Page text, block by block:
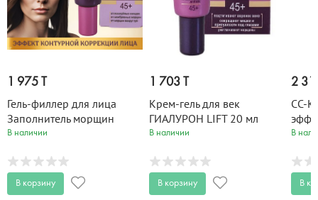
1 975 T
Гель-филлер для лица
Заполнитель морщин
ГИАЛУРОН LIFT 20 мл
В наличии
В корзину
1 703 T
Крем-гель для век
ГИАЛУРОН LIFT 20 мл
В наличии
В корзину
2
CC-
В
В